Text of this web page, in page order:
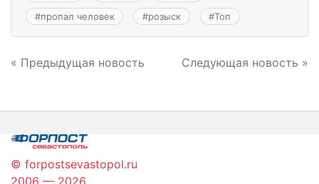
#пропал человек #розыск #Топ
Навигация
записям
« Предыдущая новость Следующая новость »
© forpostsevastopol.ru